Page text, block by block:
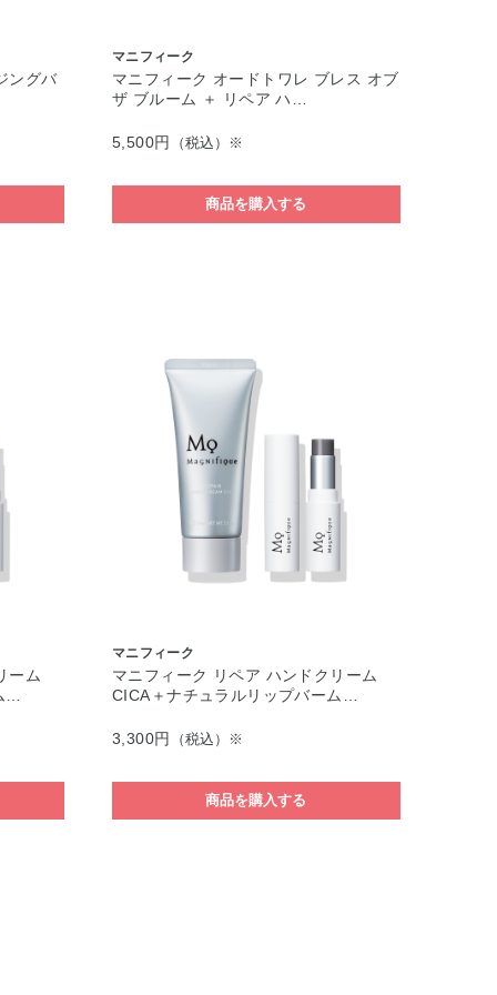
ングバ
マニフィーク
マニフィーク オードトワレ ブレス オブ
ザ ブルーム ＋ リペア ハ…
5,500円 （税込）※
商品を購入する
ーム
…
マニフィーク
マニフィーク リペア ハンドクリーム
CICA＋ナチュラルリップバーム…
3,300円 （税込）※
商品を購入する